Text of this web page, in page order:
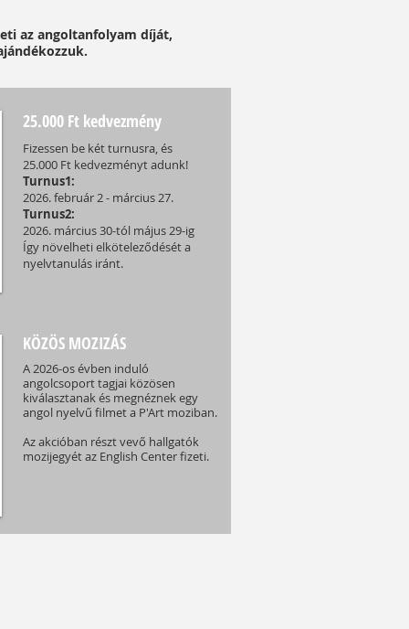
az angoltanfolyam díját,
25.000 Ft kedvezmény
Fizessen be két turnusra, és
25.000 Ft kedvezményt adunk!
Turnus1:
2026. február 2 - március 27.
Turnus2:
2026. március 30-tól május 29-ig
Így növelheti elköteleződését a
nyelvtanulás iránt.
KÖZÖS MOZIZÁS
A 2026-os évben induló
angolcsoport tagjai közösen
kiválasztanak és megnéznek egy
angol nyelvű filmet a P'Art moziban.
Az akcióban részt vevő hallgatók
mozijegyét az English Center fizeti.